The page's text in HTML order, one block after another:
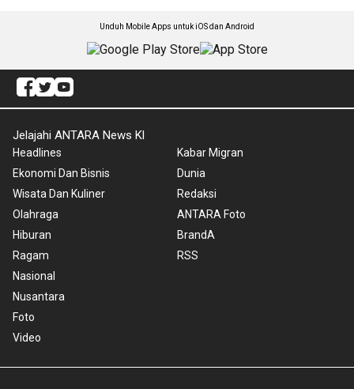
Unduh Mobile Apps untuk iOS dan Android
Jelajahi ANTARA News Kl
Headlines
Ekonomi Dan Bisnis
Wisata Dan Kuliner
Olahraga
Hiburan
Ragam
Nasional
Nusantara
Foto
Video
Kabar Migran
Dunia
Redaksi
ANTARA Foto
BrandA
RSS